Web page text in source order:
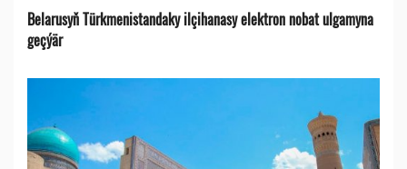
Belarusyň Türkmenistandaky ilçihanasy elektron nobat ulgamyna
geçýär